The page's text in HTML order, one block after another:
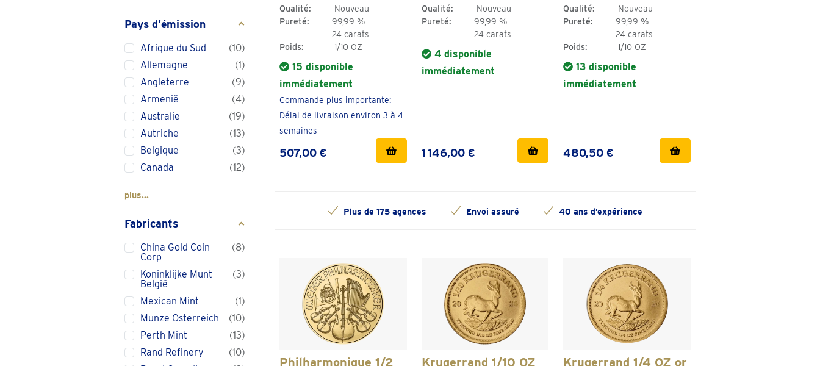
Pays d’émission
Afrique du Sud
10
Allemagne
1
Angleterre
9
Armenië
4
Australie
19
Autriche
13
Belgique
3
Canada
12
plus...
Fabricants
China Gold Coin
Corp
8
Koninklijke Munt
België
3
Mexican Mint
1
Munze Osterreich
10
Perth Mint
13
Rand Refinery
10
Qualité:
Nouveau
Pureté:
99,99 % -
24 carats
Poids:
1/10 OZ
15 disponible
immédiatement
Commande plus importante:
Délai de livraison environ 3 à 4
semaines
507,00 €
Qualité:
Nouveau
Pureté:
99,99 % -
24 carats
4 disponible
immédiatement
1 146,00 €
Qualité:
Nouveau
Pureté:
99,99 % -
24 carats
Poids:
1/10 OZ
13 disponible
immédiatement
480,50 €
Plus de 175 agences Envoi assuré 40 ans d’expérience
Philharmonique 1/2
Krugerrand 1/10 OZ
Krugerrand 1/4 OZ or